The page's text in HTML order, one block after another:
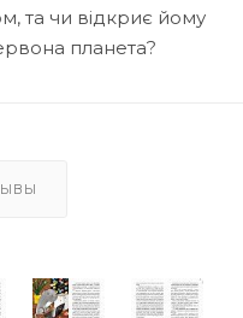
та чи відкриє йому
планета?